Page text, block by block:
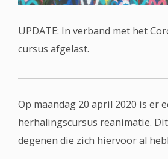
UPDATE: In verband met het
cursus afgelast.
Op maandag 20 april 2020 is er
herhalingscursus reanimatie.
degenen die zich hiervoor al